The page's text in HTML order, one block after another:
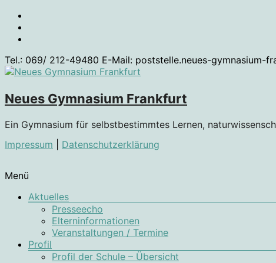
Zum
Inhalt
springen
Tel.: 069/ 212-49480 E-Mail: poststelle.neues-gymnasium-
Neues Gymnasium Frankfurt
Ein Gymnasium für selbstbestimmtes Lernen,
Impressum
Datenschutzerklärung
Menü
Aktuelles
Presseecho
Elterninformationen
Veranstaltungen / Termine
Profil
Profil der Schule – Übersicht